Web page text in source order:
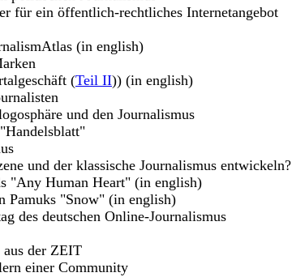
für ein öffentlich-rechtliches Internetangebot
(in english)
(Teil II)) (in english)
und den Journalismus
und der klassische Journalismus entwickeln?
"Any Human Heart" (in english)
Pamuks "Snow" (in english)
des deutschen Online-Journalismus
der ZEIT
einer Community